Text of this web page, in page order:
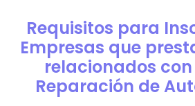
Requisitos para
Empresas que
relacionados con
Reparación de